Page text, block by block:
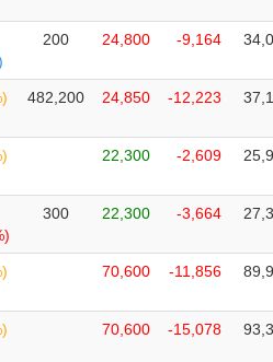
200 24,800 -9,164
482,200 24,850 -12,223
22,300 -2,609
300 22,300 -3,664
70,600 -11,856
70,600 -15,078